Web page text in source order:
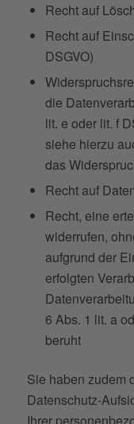
Recht auf
Recht auf
DSGVO)
die
lit. e oder lit. f
siehe hierzu
das
Recht auf
Recht, eine
widerrufen,
aufgrund der
erfolgten
6 Abs. 1 lit. a
beruht
Sie haben zudem
Datenschutz-